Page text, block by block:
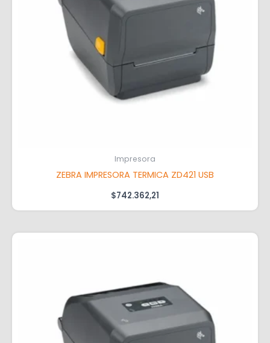
Impresora
ZEBRA IMPRESORA TERMICA ZD421 USB
$742.362,21